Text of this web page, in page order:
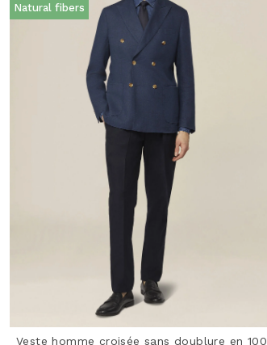
Natural fibers
Veste homme croisée sans doublure en 100